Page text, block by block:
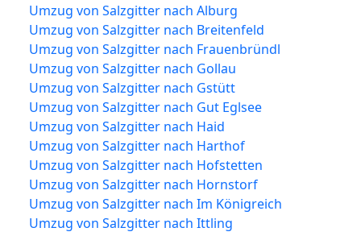
Umzug von Salzgitter nach Alburg
Umzug von Salzgitter nach Breitenfeld
Umzug von Salzgitter nach Frauenbründl
Umzug von Salzgitter nach Gollau
Umzug von Salzgitter nach Gstütt
Umzug von Salzgitter nach Gut Eglsee
Umzug von Salzgitter nach Haid
Umzug von Salzgitter nach Harthof
Umzug von Salzgitter nach Hofstetten
Umzug von Salzgitter nach Hornstorf
Umzug von Salzgitter nach Im Königreich
Umzug von Salzgitter nach Ittling